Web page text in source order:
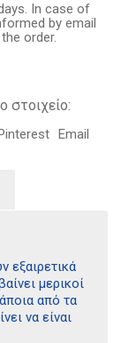
In case of
by email
order.
στοιχείο:
Email
εξαιρετικά
μερικοί
από τα
να είναι